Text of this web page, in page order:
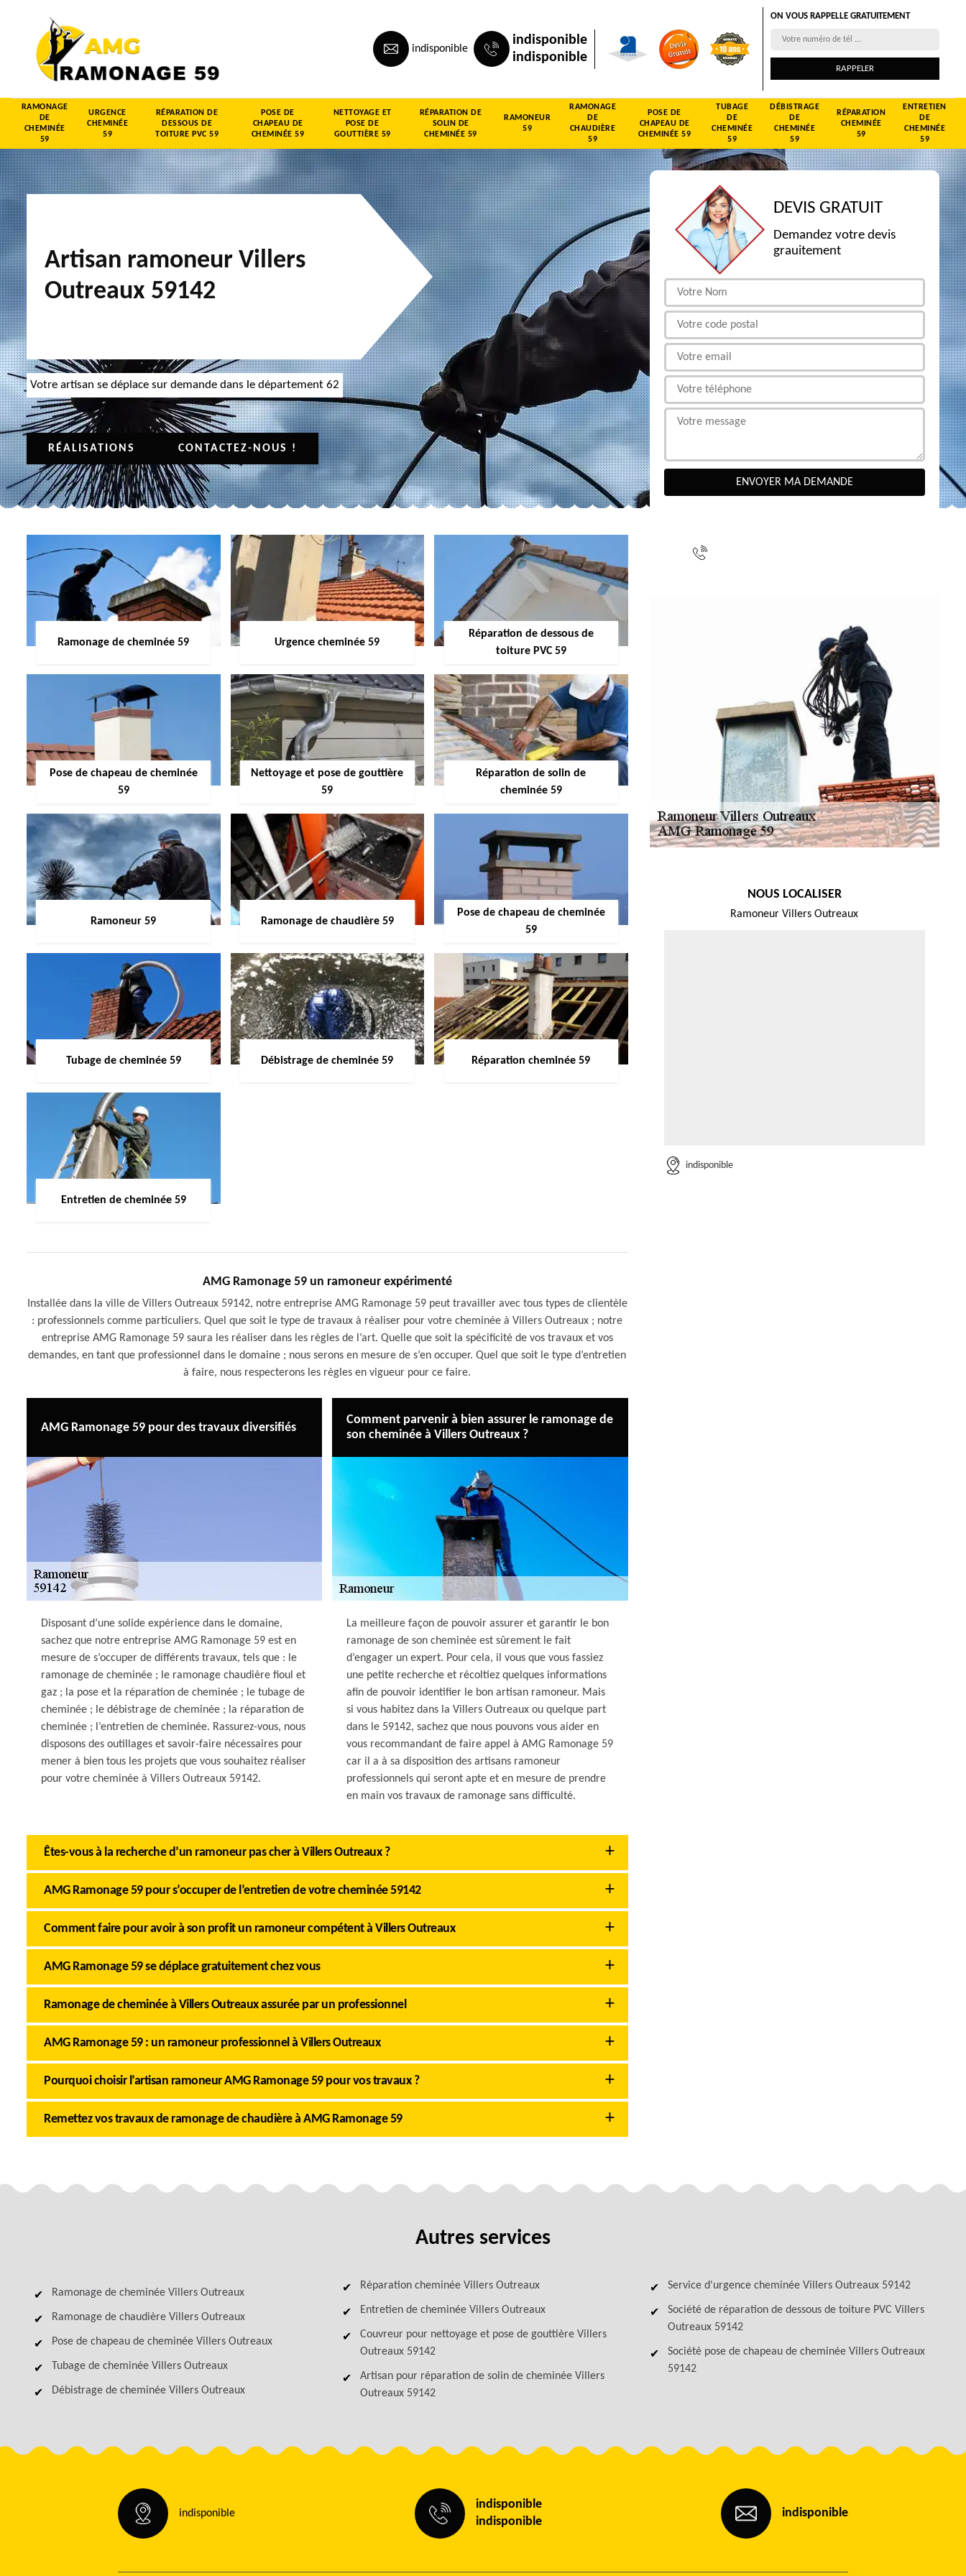
indisponible
indisponible
indisponible
ON VOUS RAPPELLE GRATUITEMENT
RAMONAGE
DE
CHEMINÉE
59
URGENCE
CHEMINÉE
59
RÉPARATION DE
DESSOUS DE
TOITURE PVC 59
POSE DE
CHAPEAU DE
CHEMINÉE 59
NETTOYAGE ET
POSE DE
GOUTTIÈRE 59
RÉPARATION DE
SOLIN DE
CHEMINÉE 59
RAMONEUR
59
RAMONAGE
DE
CHAUDIÈRE
59
POSE DE
CHAPEAU DE
CHEMINÉE 59
TUBAGE
DE
CHEMINÉE
59
DÉBISTRAGE
DE
CHEMINÉE
59
RÉPARATION
CHEMINÉE
59
ENTRETIEN
DE
CHEMINÉE
59
Artisan ramoneur Villers
Outreaux 59142
Votre artisan se déplace sur demande dans le département 62
RÉALISATIONS CONTACTEZ-NOUS !
Ramonage de cheminée 59 Urgence cheminée 59
Réparation de dessous de
toiture PVC 59
Pose de chapeau de cheminée
59
Nettoyage et pose de gouttière
59
Réparation de solin de
cheminée 59
Ramoneur 59 Ramonage de chaudière 59
Pose de chapeau de cheminée
59
Tubage de cheminée 59 Débistrage de cheminée 59 Réparation cheminée 59
Entretien de cheminée 59
AMG Ramonage 59 un ramoneur expérimenté
Installée dans la ville de Villers Outreaux 59142, notre entreprise AMG Ramonage 59 peut travailler avec tous types de clientèle
: professionnels comme particuliers. Quel que soit le type de travaux à réaliser pour votre cheminée à Villers Outreaux ; notre
entreprise AMG Ramonage 59 saura les réaliser dans les règles de l’art. Quelle que soit la spécificité de vos travaux et vos
demandes, en tant que professionnel dans le domaine ; nous serons en mesure de s’en occuper. Quel que soit le type d’entretien
à faire, nous respecterons les règles en vigueur pour ce faire.
AMG Ramonage 59 pour des travaux diversifiés
Disposant d’une solide expérience dans le domaine,
sachez que notre entreprise AMG Ramonage 59 est en
mesure de s’occuper de différents travaux, tels que : le
ramonage de cheminée ; le ramonage chaudière fioul et
gaz ; la pose et la réparation de cheminée ; le tubage de
cheminée ; le débistrage de cheminée ; la réparation de
cheminée ; l’entretien de cheminée. Rassurez-vous, nous
disposons des outillages et savoir-faire nécessaires pour
mener à bien tous les projets que vous souhaitez réaliser
pour votre cheminée à Villers Outreaux 59142.
Comment parvenir à bien assurer le ramonage de
son cheminée à Villers Outreaux ?
La meilleure façon de pouvoir assurer et garantir le bon
ramonage de son cheminée est sûrement le fait
d’engager un expert. Pour cela, il vous que vous fassiez
une petite recherche et récoltiez quelques informations
afin de pouvoir identifier le bon artisan ramoneur. Mais
si vous habitez dans la Villers Outreaux ou quelque part
dans le 59142, sachez que nous pouvons vous aider en
vous recommandant de faire appel à AMG Ramonage 59
car il a à sa disposition des artisans ramoneur
professionnels qui seront apte et en mesure de prendre
en main vos travaux de ramonage sans difficulté.
Êtes-vous à la recherche d’un ramoneur pas cher à Villers Outreaux ?
AMG Ramonage 59 pour s’occuper de l’entretien de votre cheminée 59142
Comment faire pour avoir à son profit un ramoneur compétent à Villers Outreaux
AMG Ramonage 59 se déplace gratuitement chez vous
Ramonage de cheminée à Villers Outreaux assurée par un professionnel
AMG Ramonage 59 : un ramoneur professionnel à Villers Outreaux
Pourquoi choisir l’artisan ramoneur AMG Ramonage 59 pour vos travaux ?
Remettez vos travaux de ramonage de chaudière à AMG Ramonage 59
DEVIS GRATUIT
Demandez votre devis
grauitement
NOUS LOCALISER
Ramoneur Villers Outreaux
indisponible
Autres services
Ramonage de cheminée Villers Outreaux
Ramonage de chaudière Villers Outreaux
Pose de chapeau de cheminée Villers Outreaux
Tubage de cheminée Villers Outreaux
Débistrage de cheminée Villers Outreaux
Réparation cheminée Villers Outreaux
Entretien de cheminée Villers Outreaux
Couvreur pour nettoyage et pose de gouttière Villers
Outreaux 59142
Artisan pour réparation de solin de cheminée Villers
Outreaux 59142
Service d'urgence cheminée Villers Outreaux 59142
Société de réparation de dessous de toiture PVC Villers
Outreaux 59142
Société pose de chapeau de cheminée Villers Outreaux
59142
indisponible
indisponible
indisponible
indisponible